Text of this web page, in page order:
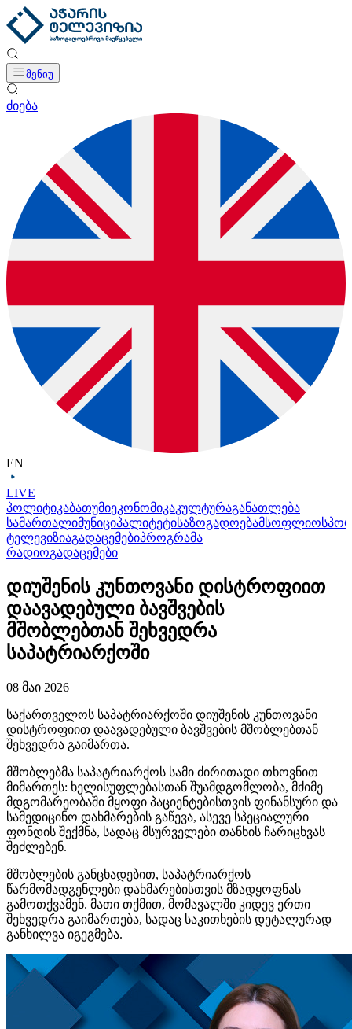
მენიუ
ძიება
EN
LIVE
პოლიტიკაბათუმიეკონომიკაკულტურაგანათლება
სამართალიმუნიციპალიტეტისაზოგადოებამსოფლიო
ტელევიზიაგადაცემებიპროგრამა
რადიოგადაცემები
დიუშენის კუნთოვანი დისტროფიით
დაავადებული ბავშვების
მშობლებთან შეხვედრა
საპატრიარქოში
08 მაი 2026
საქართველოს საპატრიარქოში დიუშენის კუნთოვანი
დისტროფიით დაავადებული ბავშვების მშობლებთან
შეხვედრა გაიმართა.
მშობლებმა საპატრიარქოს სამი ძირითადი თხოვნით
მიმართეს: ხელისუფლებასთან შუამდგომლობა, მძიმე
მდგომარეობაში მყოფი პაციენტებისთვის ფინანსური და
სამედიცინო დახმარების გაწევა, ასევე სპეციალური
ფონდის შექმნა, სადაც მსურველები თანხის ჩარიცხვას
შეძლებენ.
მშობლების განცხადებით, საპატრიარქოს
წარმომადგენლები დახმარებისთვის მზადყოფნას
გამოთქვამენ. მათი თქმით, მომავალში კიდევ ერთი
შეხვედრა გაიმართება, სადაც საკითხების დეტალურად
განხილვა იგეგმება.